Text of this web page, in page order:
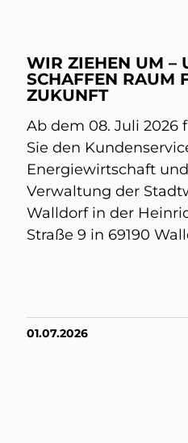
WIR ZIEHEN UM –
SCHAFFEN RAUM
ZUKUNFT
Ab dem 08. Juli 2026
Sie den
Energiewirtschaft
Verwaltung der
Walldorf in der
Straße 9 in 69190
01.07.2026